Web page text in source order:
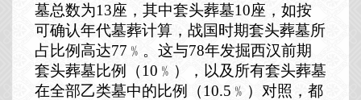
墓总数为13座，其中套头葬墓10座，如按
可确认年代墓葬计算，战国时期套头葬墓所
占比例高达77 ﹪。这与78年发掘西汉前期
套头葬墓比例（10 ﹪），以及所有套头葬墓
在全部乙类墓中的比例（10.5 ﹪）对照，都